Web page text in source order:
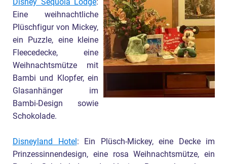
Disney Sequoia Lodge:
Eine weihnachtliche
Plüschfigur von Mickey,
ein Puzzle, eine kleine
Fleecedecke, eine
Weihnachtsmütze mit
Bambi und Klopfer, ein
Glasanhänger im
Bambi-Design sowie
Schokolade.
Disneyland Hotel : Ein Plüsch-Mickey, eine Decke im
Prinzessinnendesign, eine rosa Weihnachtsmütze, ein